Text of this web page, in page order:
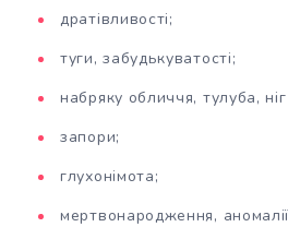
дратівливості;
туги, забудькуватості;
набряку обличчя, тулуба,
запори;
глухонімота;
мертвонародження,